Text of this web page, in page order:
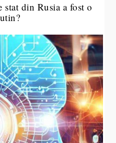
stat din Rusia a fost o